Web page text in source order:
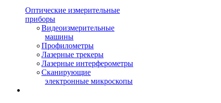
Оптические измерительные
приборы
Видеоизмерительные
машины
Профилометры
Лазерные трекеры
Лазерные интерферометры
Сканирующие
электронные микроскопы